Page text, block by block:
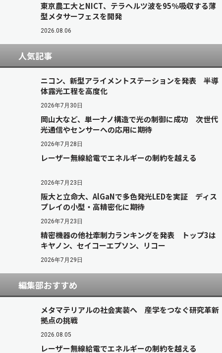
東京農工大とNICT、テラヘルツ波を95％吸収する薄
型メタサーフェスを開発
2026.08.06
人気記事
ニコン、新型アライメントステーションを発表 半導
体露光工程を高度化
2026年7月30日
岡山大など、単一ナノ構造で光の制御に成功 次世代
光通信やセンサーへの応用に期待
2026年7月28日
レーザー無線給電でエネルギーの制約を越える
2026年7月23日
阪大と立命大、AlGaNで多色発光LEDを実証 ディス
プレイの小型・高精密化に期待
2026年7月23日
精密機器の他社牽制力ランキングを発表 トップ3は
キヤノン、セイコーエプソン、リコー
2026年7月29日
編集部おすすめ
メタマテリアルの社会実装へ 産学をつなぐ研究革新
拠点の挑戦
2026.08.05
レーザー無線給電でエネルギーの制約を越える